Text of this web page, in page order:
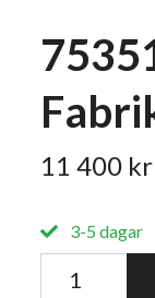
11 400 kr
3-5 dagar